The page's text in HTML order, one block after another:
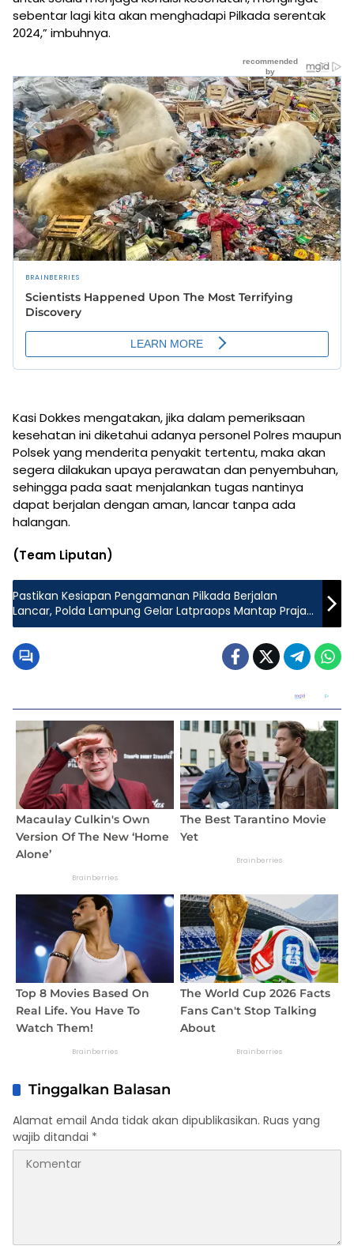
sebentar lagi kita akan menghadapi Pilkada serentak
2024,” imbuhnya.
Kasi Dokkes mengatakan, jika dalam pemeriksaan
kesehatan ini diketahui adanya personel Polres maupun
Polsek yang menderita penyakit tertentu, maka akan
segera dilakukan upaya perawatan dan penyembuhan,
sehingga pada saat menjalankan tugas nantinya
dapat berjalan dengan aman, lancar tanpa ada
halangan.
(Team Liputan)
Pastikan Kesiapan Pengamanan Pilkada Berjalan
Lancar, Polda Lampung Gelar Latpraops Mantap Praja
2024.
Tinggalkan Balasan
Alamat email Anda tidak akan dipublikasikan. Ruas yang
wajib ditandai *